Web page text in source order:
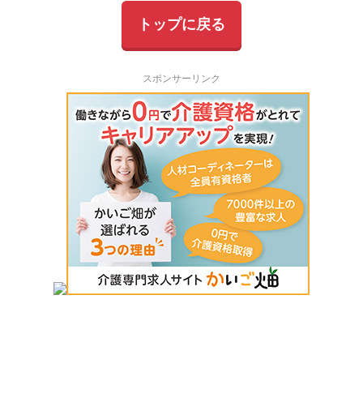
トップに戻る
スポンサーリンク